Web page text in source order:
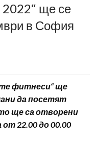
ще се
в София
фитнеси“ ще
да посетят
ще са отворени
22.00 до 00.00